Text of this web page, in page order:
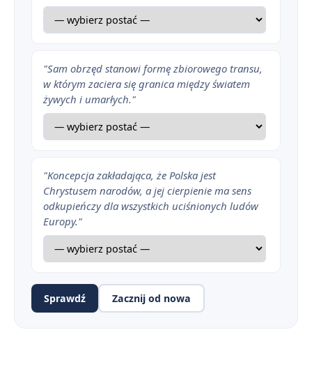
"Sam obrzęd stanowi formę zbiorowego transu,
w którym zaciera się granica między światem
żywych i umarłych."
"Koncepcja zakładająca, że Polska jest
Chrystusem narodów, a jej cierpienie ma sens
odkupieńczy dla wszystkich uciśnionych ludów
Europy."
Sprawdź Zacznij od nowa